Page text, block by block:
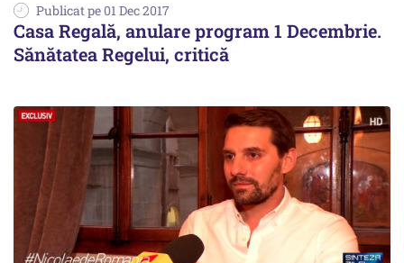
Publicat pe 01 Dec 2017
Casa Regală, anulare program 1 Decembrie.
Sănătatea Regelui, critică